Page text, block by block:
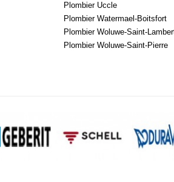
Plombier Uccle
Plombier Watermael-Boitsfort
Plombier Woluwe-Saint-
Plombier Woluwe-Saint-Pierre